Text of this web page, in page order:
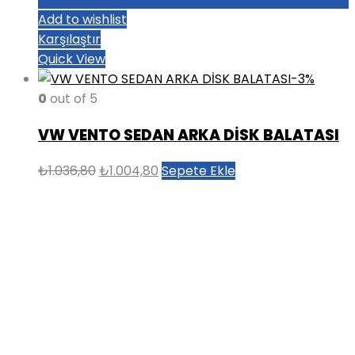
Add to wishlist
Karşılaştır
Quick View
-3%
0 out of 5
VW VENTO SEDAN ARKA DİSK BALATASI
₺1.036,80Orijinal
₺1.004,80 Şu
Sepete Ekle